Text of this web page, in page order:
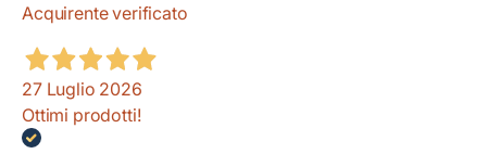
Acquirente verificato
27 Luglio 2026
Ottimi prodotti!